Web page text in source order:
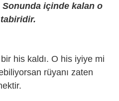
Sonunda içinde kalan o
his kaldı. O his iyiye mi
rüyanı zaten